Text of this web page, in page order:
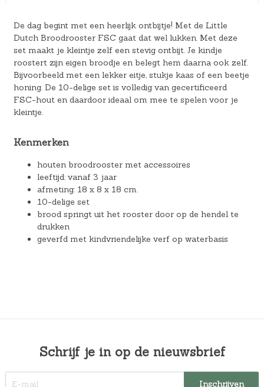
De dag begint met een heerlijk ontbijtje! Met de Little
Dutch Broodrooster FSC gaat dat wel lukken. Met deze
set maakt je kleintje zelf een stevig ontbijt. Je kindje
roostert zijn eigen broodje en belegt hem daarna ook zelf.
Bijvoorbeeld met een lekker eitje, stukje kaas of een beetje
honing. De 10-delige set is volledig van gecertificeerd
FSC-hout en daardoor ideaal om mee te spelen voor je
kleintje.
Kenmerken
houten broodrooster met accessoires
leeftijd: vanaf 3 jaar
afmeting: 18 x 8 x 18 cm.
10-delige set
brood springt uit het rooster door op de hendel te
drukken
geverfd met kindvriendelijke verf op waterbasis
Schrijf je in op de nieuwsbrief